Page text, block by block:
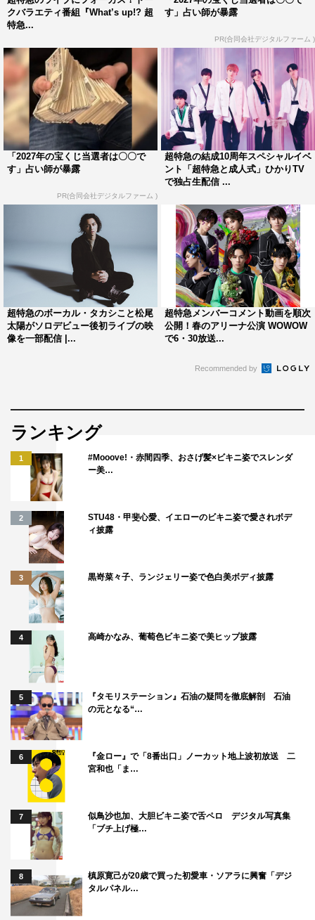
新たな超特急の姿を今から全力で楽しみにしていてくださ
い！！！」と、力強いメッセージを寄せている。メンバー
全員からのコメント全文は、次ページを参照。
今回併せて公開されたティザー映像では、ボーカル・タカ
シの歌唱に乗せて「最大スケールの超ON LINE LIVE！」
との文言も。現在の状況下で、どのようなエンターテイン
メントを超特急が提示してくれるのか…。目が離せない3
日間になりそうだ。
＜動画＞
ティザー映像
超特急
クバラエティ番組『What’s up!? 超
特急...
す」占い師が暴露
PR(合同会社デジタルファーム )
「2027年の宝くじ当選者は〇〇で
す」占い師が暴露
PR(合同会社デジタルファーム )
超特急の結成10周年スペシャルイベ
ント「超特急と成人式」ひかりTV
で独占生配信 ...
超特急のボーカル・タカシこと松尾
太陽がソロデビュー後初ライブの映
像を一部配信 |...
超特急メンバーコメント動画を順次
公開！春のアリーナ公演 WOWOW
で6・30放送...
Recommended by
ランキング
1
#Mooove!・赤間四季、おさげ髪×ビキニ姿でスレンダ
ー美…
2
STU48・甲斐心愛、イエローのビキニ姿で愛されボデ
ィ披露
3 黒嵜菜々子、ランジェリー姿で色白美ボディ披露
4 高崎かなみ、葡萄色ビキニ姿で美ヒップ披露
5
『タモリステーション』石油の疑問を徹底解剖 石油
の元となる“…
6
『金ロー』で「8番出口」ノーカット地上波初放送 二
宮和也「ま…
7
似鳥沙也加、大胆ビキニ姿で舌ペロ デジタル写真集
「ブチ上げ極…
8
槙原寛己が20歳で買った初愛車・ソアラに興奮「デジ
タルパネル…